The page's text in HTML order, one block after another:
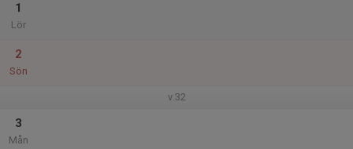
1
Lör
2
Sön
v.32
3
Mån